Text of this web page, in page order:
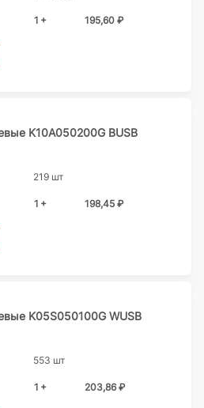
1 + 195,60 ₽
K10A050200G BUSB
219 шт
1 + 198,45 ₽
K05S050100G WUSB
553 шт
1 + 203,86 ₽